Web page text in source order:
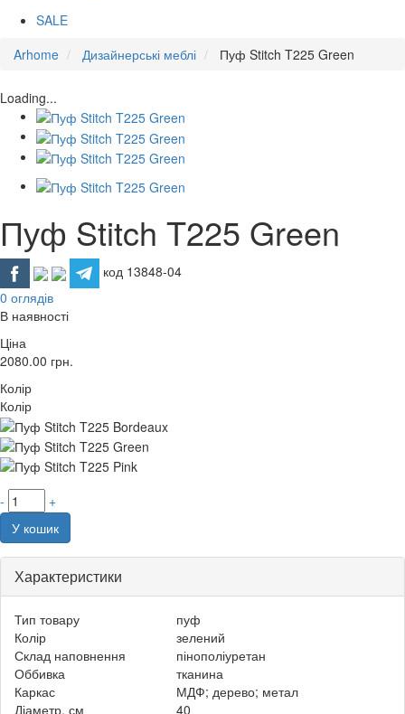
SALE
Arhome
Дизайнерські меблі Пуф Stitch T225 Green
Loading...
Пуф Stitch T225 Green
код 13848-04
0 оглядів
В наявності
Ціна
2080.00 грн.
Колір
Колір
-
+
У кошик
Характеристики
Тип товару
пуф
Колір
зелений
Склад наповнення
пінополіуретан
Оббивка
тканина
Каркас
МДФ; дерево; метал
Діаметр, см
40